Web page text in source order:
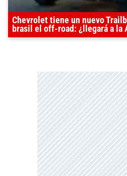
Chevrolet tiene un nuevo
brasil el off-road: ¿llegará a la